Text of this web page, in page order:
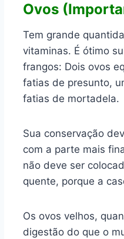
Ovos
Tem grande
vitaminas. É ótimo
frangos: Dois ovos
fatias de presunto,
fatias de mortadela.
Sua conservação
com a parte mais
não deve ser
quente, porque a
Os ovos velhos,
digestão do que o